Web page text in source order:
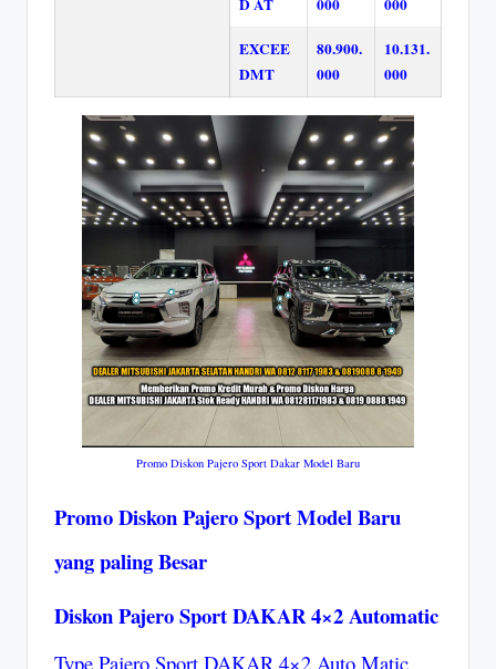
D AT
000
000
EXCEE
DMT
80.900.
000
10.131.
000
Promo Diskon Pajero Sport Dakar Model Baru
Promo Diskon Pajero Sport Model Baru
yang paling Besar
Diskon Pajero Sport DAKAR 4×2 Automatic
Type Pajero Sport DAKAR 4×2 Auto Matic